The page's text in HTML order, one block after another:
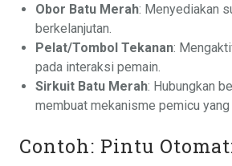
Obor Batu Merah: Menyediakan
berkelanjutan.
Pelat/Tombol Tekanan:
pada interaksi pemain.
Sirkuit Batu Merah: Hubungkan
membuat mekanisme pemicu yang
Contoh: Pintu